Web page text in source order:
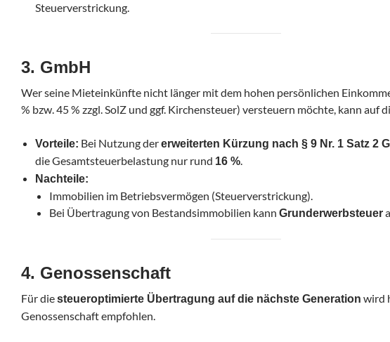
Steuerverstrickung.
3. GmbH
Wer seine Mieteinkünfte nicht länger mit dem hohen persönlichen
% bzw. 45 % zzgl. SolZ und ggf. Kirchensteuer) versteuern möchte, kann auf
Vorteile: Bei Nutzung dererweiterten Kürzung nach § 9 Nr. 1 Satz 2
die Gesamtsteuerbelastung nur rund 16 %.
Nachteile:
Immobilien im Betriebsvermögen (Steuerverstrickung).
Bei Übertragung von Bestandsimmobilien kann Grunderwerbsteuer
4. Genossenschaft
Für diesteueroptimierte Übertragung auf die nächste Generation wird
Genossenschaft empfohlen.